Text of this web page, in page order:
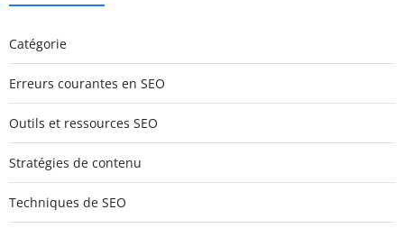
Catégorie
Erreurs courantes en SEO
Outils et ressources SEO
Stratégies de contenu
Techniques de SEO